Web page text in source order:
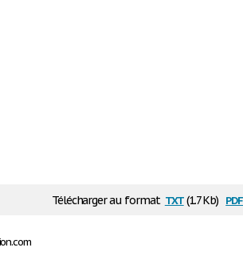
Télécharger au format txt(1.7 Kb) pdf